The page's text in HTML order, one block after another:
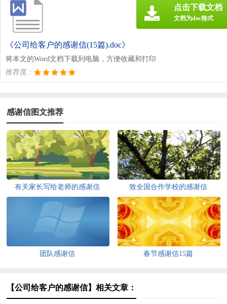
《公司给客户的感谢信(15篇).doc》
将本文的Word文档下载到电脑，方便收藏和打印
推荐度：
点击下载文档
文档为doc格式
感谢信图文推荐
有关家长写给老师的感谢信 致全国合作学校的感谢信
团队感谢信 春节感谢信15篇
【公司给客户的感谢信】相关文章：